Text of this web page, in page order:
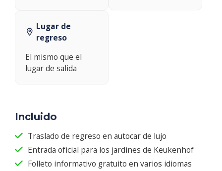
Lugar de
regreso
El mismo que el
lugar de salida
Incluido
Traslado de regreso en autocar de lujo
Entrada oficial para los jardines de Keukenhof
Folleto informativo gratuito en varios idiomas